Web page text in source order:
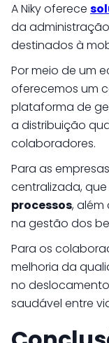
A Niky oferece
da
destinados à
Por meio de um
oferecemos um
plataforma de
a distribuição
colaboradores.
Para as
centralizada,
processos,
na gestão dos
Para os
melhoria da
no
saudável entre